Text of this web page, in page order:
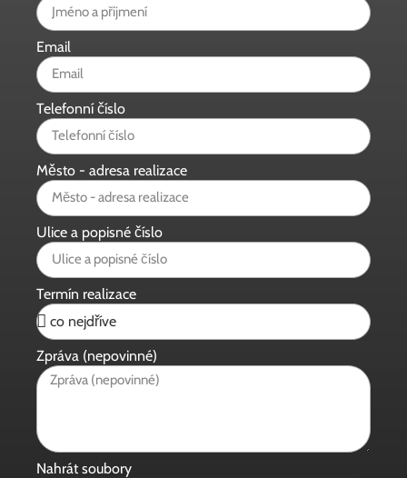
Email
Telefonní číslo
Město - adresa realizace
Ulice a popisné číslo
Termín realizace
Zpráva (nepovinné)
Nahrát soubory